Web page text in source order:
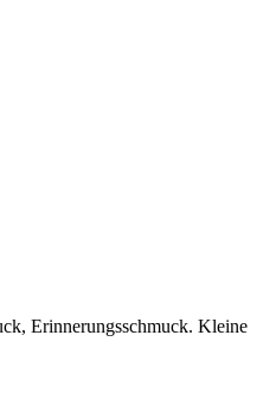
Erinnerungsschmuck. Kleine